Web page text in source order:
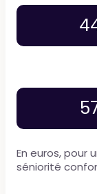
En euros, pour
séniorité